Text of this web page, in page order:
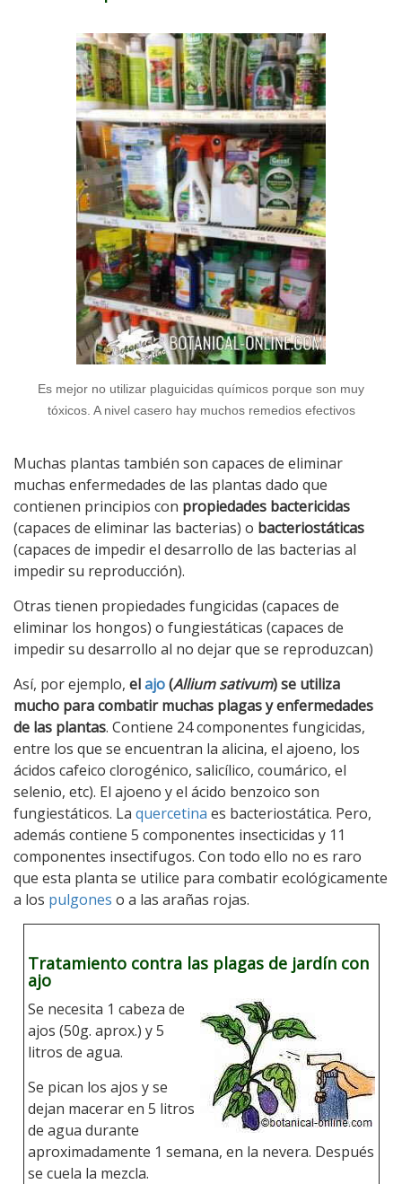
Es mejor no utilizar plaguicidas químicos porque son muy
tóxicos. A nivel casero hay muchos remedios efectivos
Muchas plantas también son capaces de eliminar
muchas enfermedades de las plantas dado que
contienen principios con propiedades bactericidas
(capaces de eliminar las bacterias) o bacteriostáticas
(capaces de impedir el desarrollo de las bacterias al
impedir su reproducción).
Otras tienen propiedades fungicidas (capaces de
eliminar los hongos) o fungiestáticas (capaces de
impedir su desarrollo al no dejar que se reproduzcan)
Así, por ejemplo, elajo(Allium sativum) se utiliza
mucho para combatir muchas plagas y enfermedades
de las plantas. Contiene 24 componentes fungicidas,
entre los que se encuentran la alicina, el ajoeno, los
ácidos cafeico clorogénico, salicílico, coumárico, el
selenio, etc). El ajoeno y el ácido benzoico son
fungiestáticos. La quercetina es bacteriostática. Pero,
además contiene 5 componentes insecticidas y 11
componentes insectifugos. Con todo ello no es raro
que esta planta se utilice para combatir ecológicamente
a los pulgones o a las arañas rojas.
Tratamiento contra las plagas de jardín con
ajo
Se necesita 1 cabeza de
ajos (50g. aprox.) y 5
litros de agua.
Se pican los ajos y se
dejan macerar en 5 litros
de agua durante
aproximadamente 1 semana, en la nevera. Después
se cuela la mezcla.